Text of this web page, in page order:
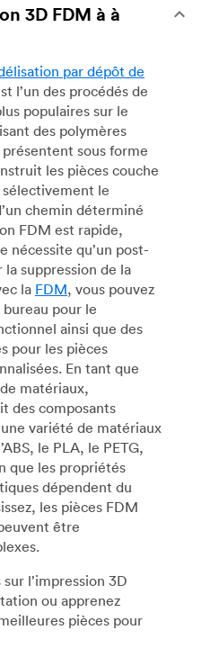
3D FDM à à
par dépôt de
l’un des procédés de
populaires sur le
des polymères
sous forme
les pièces couche
le
chemin déterminé
FDM est rapide,
nécessite qu’un post-
suppression de la
la FDM, vous pouvez
pour le
ainsi que des
pour les pièces
En tant que
matériaux,
des composants
variété de matériaux
le PLA, le PETG,
que les propriétés
dépendent du
les pièces FDM
être
l’impression 3D
ou apprenez
pièces pour